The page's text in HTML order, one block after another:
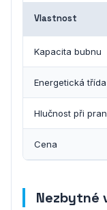
Vlastnost
Kapacita bubnu
Energetická třída
Hlučnost při
Cena
Nezbytné